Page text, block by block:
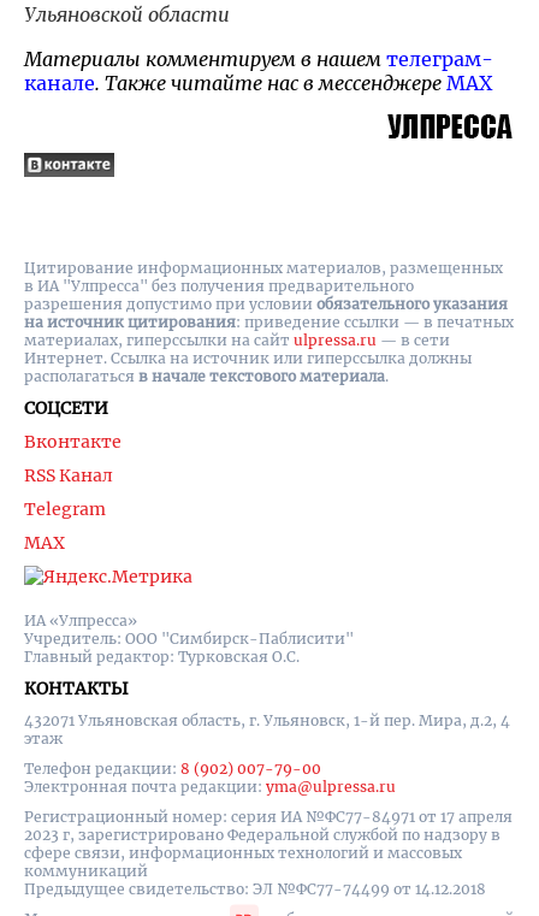
Ульяновской области
Материалы комментируем в нашем телеграм-
канале. Также читайте нас в мессенджере MAX
ИА «Улпресса»
Учредитель: ООО "Симбирск-Паблисити"
Главный редактор: Турковская О.С.
КОНТАКТЫ
432071 Ульяновская область, г. Ульяновск, 1-й пер. Мира, д.2, 4
этаж
Телефон редакции: 8 (902) 007-79-00
Электронная почта редакции: yma@ulpressa.ru
Регистрационный номер: серия ИА №ФС77-84971 от 17 апреля
2023 г, зарегистрировано Федеральной службой по надзору в
сфере связи, информационных технологий и массовых
коммуникаций
Предыдущее свидетельство: ЭЛ №ФС77-74499 от 14.12.2018
СОЦСЕТИ
Вконтакте
RSS Канал
Telegram
MAX
Цитирование информационных материалов, размещенных
в ИА "Улпресса" без получения предварительного
разрешения допустимо при условии обязательного указания
на источник цитирования: приведение ссылки — в печатных
материалах, гиперссылки на cайт ulpressa.ru — в сети
Интернет. Ссылка на источник или гиперссылка должны
располагаться в начале текстового материала.